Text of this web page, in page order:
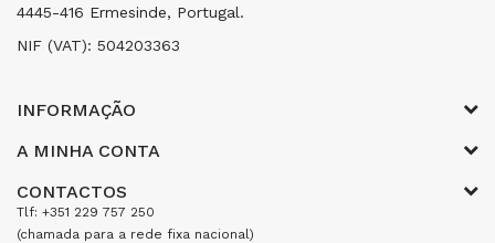
4445-416 Ermesinde, Portugal.
NIF (VAT): 504203363
INFORMAÇÃO
A MINHA CONTA
CONTACTOS
Tlf: +351 229 757 250
(chamada para a rede fixa nacional)